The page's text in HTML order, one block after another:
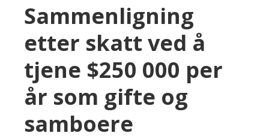
Sammenligning
etter skatt ved å
tjene $250 000 per
år som gifte og
samboere